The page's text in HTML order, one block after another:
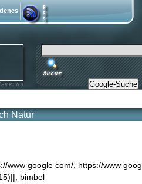
Natur
www google com/, https://www
bimbel
Google-Suche